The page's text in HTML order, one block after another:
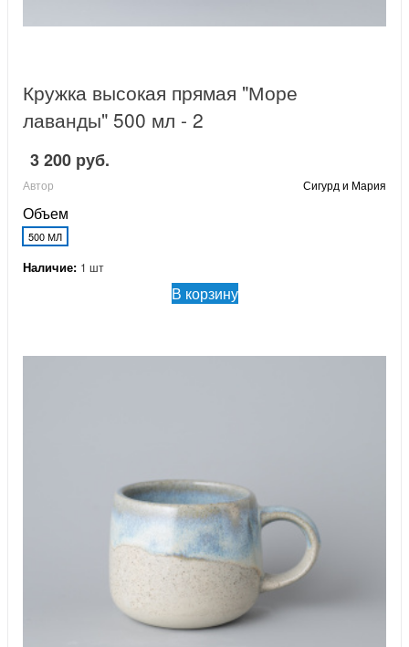
Кружка высокая прямая "Море
лаванды" 500 мл - 2
3 200 руб.
Автор Сигурд и Мария
Объем
500 МЛ
Наличие: 1 шт
В корзину